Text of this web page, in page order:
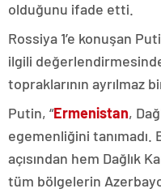
olduğunu ifade etti.
Rossiya 1’e konuşan
ilgili
topraklarının ayrılmaz
Putin, “Ermenistan,
egemenliğini tanımadı.
açısından hem Dağlık
tüm bölgelerin